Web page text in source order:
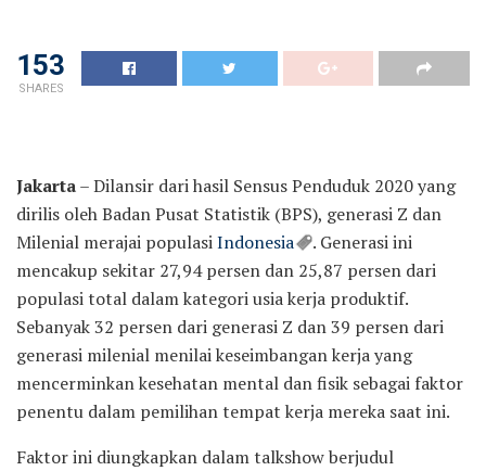
153
SHARES
Jakarta– Dilansir dari hasil Sensus Penduduk 2020 yang
dirilis oleh Badan Pusat Statistik (BPS), generasi Z dan
Milenial merajai populasiIndonesia
. Generasi ini
mencakup sekitar 27,94 persen dan 25,87 persen dari
populasi total dalam kategori usia kerja produktif.
Sebanyak 32 persen dari generasi Z dan 39 persen dari
generasi milenial menilai keseimbangan kerja yang
mencerminkan kesehatan mental dan fisik sebagai faktor
penentu dalam pemilihan tempat kerja mereka saat ini.
Faktor ini diungkapkan dalam talkshow berjudul